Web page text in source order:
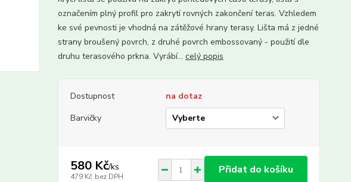
označením plný profil pro zakrytí rovných zakončení teras. Vzhledem
ke své pevnosti je vhodná na zátěžové hrany terasy. Lišta má z jedné
strany broušený povrch, z druhé povrch embossovaný - použití dle
druhu terasového prkna. Vyrábí... celý popis
Dostupnost
na dotaz
Barvičky
580 Kč/ks
479 Kč bez DPH
Přidat do košíku